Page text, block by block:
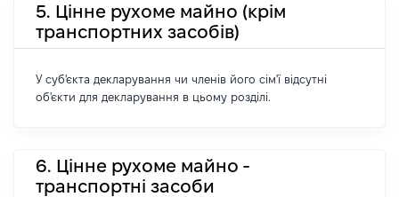
5. Цінне рухоме майно (крім
транспортних засобів)
У суб'єкта декларування чи членів його сім'ї відсутні
об'єкти для декларування в цьому розділі.
6. Цінне рухоме майно -
транспортні засоби